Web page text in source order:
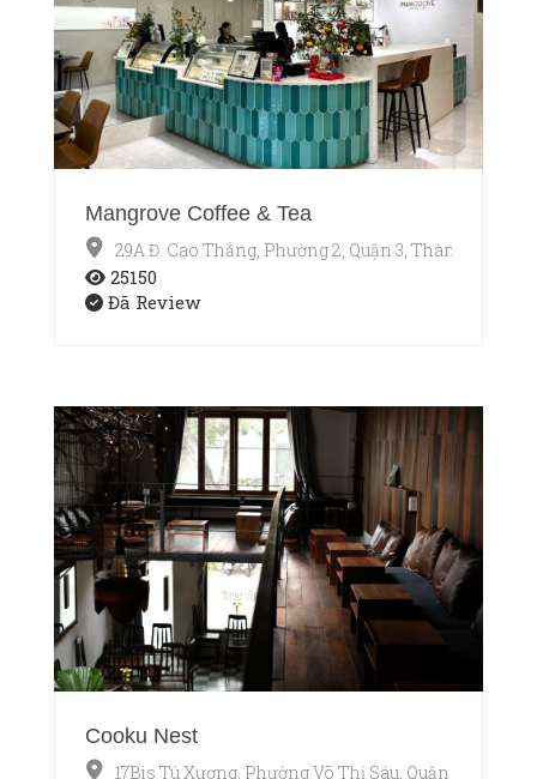
Mangrove Coffee & Tea
29A Đ. Cao Thắng, Phường 2, Quận 3, Thành phố
25150
Đã Review
Cooku Nest
17Bis Tú Xương, Phường Võ Thị Sáu, Quận 3, TP.HCM